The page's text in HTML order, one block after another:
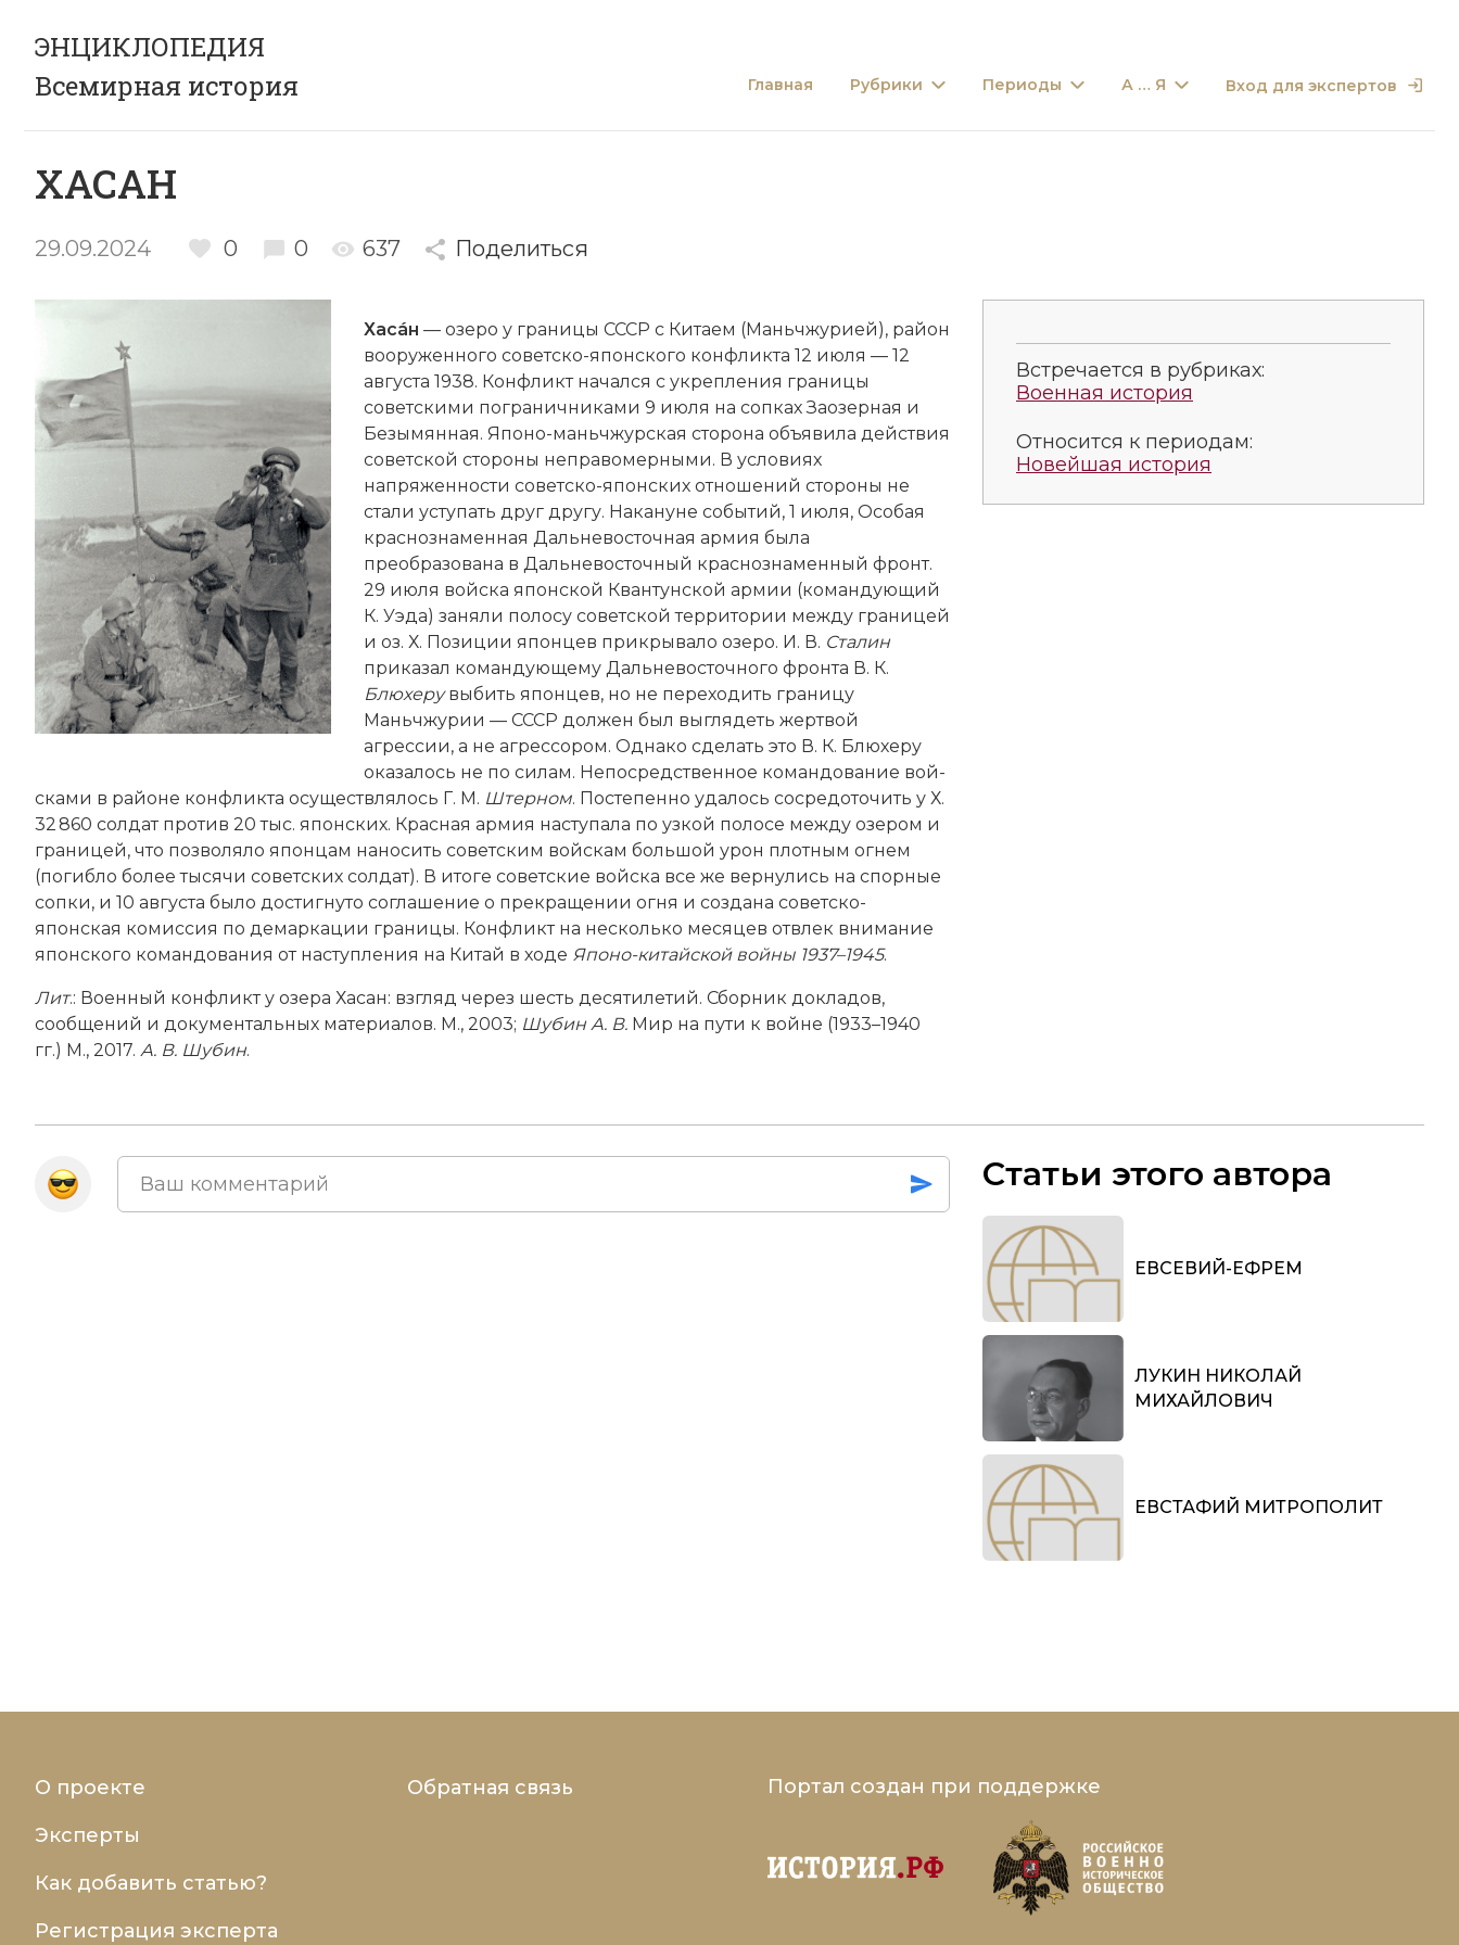
ЭНЦИКЛОПЕДИЯ
Всемирная история
Главная Рубрики Периоды А … Я Вход для экспертов
ХАСАН
29.09.2024 0 0 637 Поделиться
Хасáн — озеро у границы СССР с Китаем (Маньчжурией), район
вооруженного советско-японского конфликта 12 июля — 12
августа 1938. Конфликт начался с укрепления границы
советскими пограничниками 9 июля на сопках Заозерная и
Безымянная. Японо-маньчжурская сторона объявила действия
советской стороны неправомерными. В условиях
напряженности советско-японских отношений стороны не
стали уступать друг другу. Накануне событий, 1 июля, Особая
краснознаменная Дальневосточная армия была
преобразована в Дальневосточный краснознаменный фронт.
29 июля вой­ска японской Квантунской армии (командующий
К. Уэда) заняли полосу советской территории между границей
и оз. Х. Позиции японцев прикрывало озеро. И. В. Сталин
приказал командующему Дальневосточного фронта В. К.
Блюхерувыбить японцев, но не переходить границу
Маньчжурии — СССР должен был выглядеть жертвой
агрессии, а не агрессором. Однако сделать это В. К. Блюхеру
оказалось не по силам. Непосредственное командование вой­
сками в районе конфликта осуществлялось Г. М. Штерном. Постепенно удалось сосредоточить у Х.
32 860 солдат против 20 тыс. японских. Красная армия наступала по узкой полосе между озером и
границей, что позволяло японцам наносить советским вой­скам большой урон плотным огнем
(погибло более тысячи советских солдат). В итоге советские вой­ска все же вернулись на спорные
сопки, и 10 августа было достигнуто соглашение о прекращении огня и создана советско-
японская комиссия по демаркации границы. Конфликт на несколько месяцев отвлек внимание
японского командования от наступления на Китай в ходе Японо-китайской вой­ны 1937–1945.
Лит.: Военный конфликт у озера Хасан: взгляд через шесть десятилетий. Сборник докладов,
сообщений и документальных материалов. М., 2003; Шубин А. В. Мир на пути к вой­не (1933–1940
гг.) М., 2017. А. В. Шубин.
Встречается в рубриках:
Военная история
Относится к периодам:
Новейшая история
Статьи этого автора
ЕВСЕВИЙ-ЕФРЕМ
ЛУКИН НИКОЛАЙ
МИХАЙЛОВИЧ
ЕВСТАФИЙ МИТРОПОЛИТ
О проекте
Эксперты
Как добавить статью?
Регистрация эксперта
Обратная связь Портал создан при поддержке